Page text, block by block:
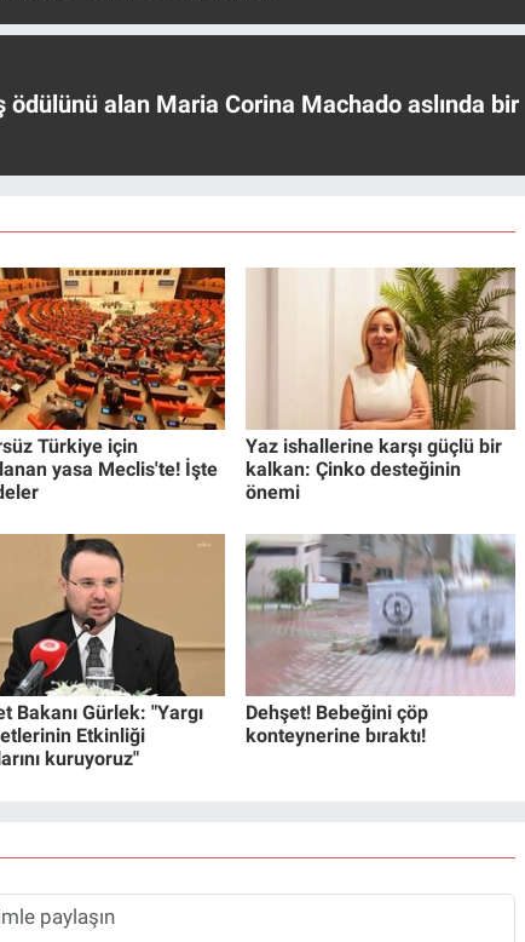
ödülünü alan Maria Corina Machado aslında bir
Türkiye için
yasa Meclis'te! İşte
Yaz ishallerine karşı güçlü bir
kalkan: Çinko desteğinin
önemi
Bakanı Gürlek: "Yargı
Etkinliği
kuruyoruz"
Dehşet! Bebeğini çöp
konteynerine bıraktı!